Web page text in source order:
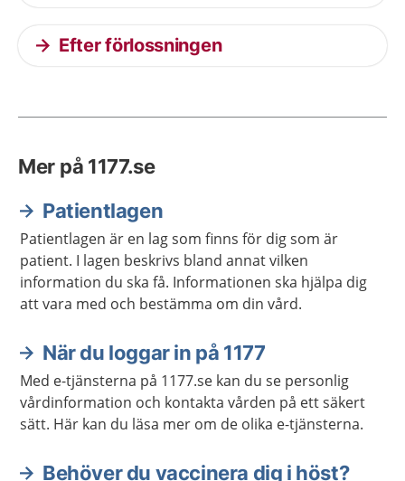
Efter förlossningen
Mer på 1177.se
Patientlagen
Patientlagen är en lag som finns för dig som är
patient. I lagen beskrivs bland annat vilken
information du ska få. Informationen ska hjälpa dig
att vara med och bestämma om din vård.
När du loggar in på 1177
Med e-tjänsterna på 1177.se kan du se personlig
vårdinformation och kontakta vården på ett säkert
sätt. Här kan du läsa mer om de olika e-tjänsterna.
Behöver du vaccinera dig i höst?